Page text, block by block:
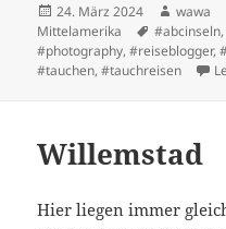
Posted
on
24. März 2024 Author
wawa
Mittelamerika
Tags
#abcinseln
#photography,#reiseblogger,
#tauchen,#tauchreisen
Willemstad
Hier liegen immer